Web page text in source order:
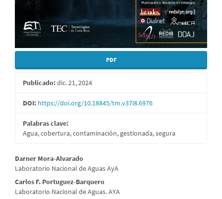
PDF
Publicado:dic. 21, 2024
DOI: https://doi.org/10.18845/tm.v37i8.6976
Palabras clave:
Agua, cobertura, contaminación, gestionada, segura
Contenido
principal
del
Darner Mora-Alvarado
Laboratorio Nacional de Aguas AyA
Carlos F. Portuguez-Barquero
Laboratorio Nacional de Aguas. AYA